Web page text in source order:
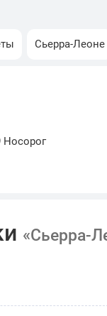
Сьерра-Леоне
Носорог
«Сьерра-